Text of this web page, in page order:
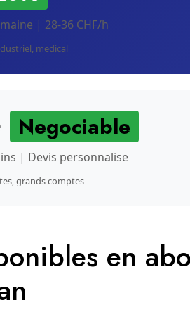
| 28-36 CHF/h
medical
Negociable
| Devis personnalise
grands comptes
en